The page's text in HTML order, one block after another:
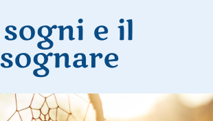
e il
sognare